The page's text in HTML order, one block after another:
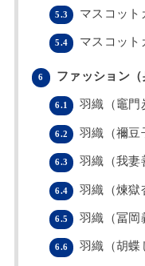
5.3 マスコット
5.4 マスコット
6 ファッション（
6.1 羽織（竈門
6.2 羽織（禰豆
6.3 羽織（我妻
6.4 羽織（煉獄
6.5 羽織（冨岡
6.6 羽織（胡蝶